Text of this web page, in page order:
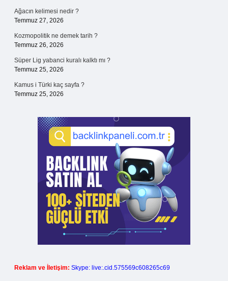
Ağacın kelimesi nedir ?
Temmuz 27, 2026
Kozmopolitik ne demek tarih ?
Temmuz 26, 2026
Süper Lig yabanci kuralı kalktı mı ?
Temmuz 25, 2026
Kamus i Türki kaç sayfa ?
Temmuz 25, 2026
Reklam ve İletişim: Skype: live:.cid.575569c608265c69